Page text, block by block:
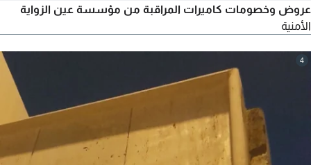
عروض وخصومات كاميرات المراقبة من مؤسسة عين الزواية
الأمنية
4